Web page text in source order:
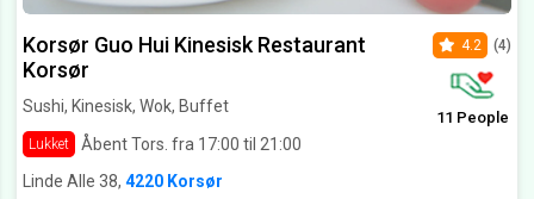
Korsør Guo Hui Kinesisk Restaurant
Korsør
Sushi, Kinesisk, Wok, Buffet
Lukket Åbent Tors. fra 17:00 til 21:00
4.2 (4)
11 People
Linde Alle 38, 4220 Korsør